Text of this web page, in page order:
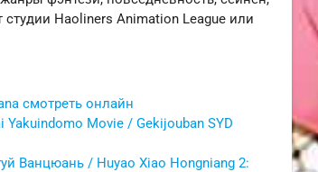
Haoliners Animation League или
смотреть онлайн
Movie / Gekijouban SYD
Ванцюань / Huyao Xiao Hongniang 2: